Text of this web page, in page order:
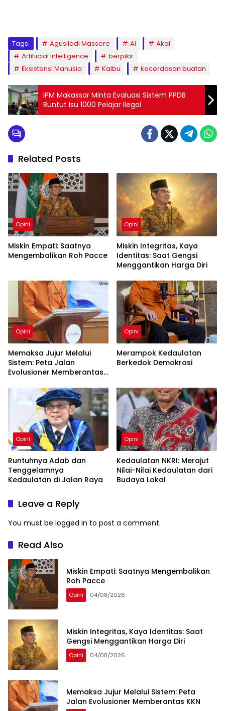
Tags: Agusliadi Massere AI
Akal
Artifiicial intelligence
berpikir
Eksistensi Manusia
Kalbu kecerdasan buatan
IPM Makassar Minta Evaluasi Sistem PPDB
Buntut Isu 1000 Pelajar Ilegal
Related Posts
Opini
Miskin Empati: Saatnya
Mengembalikan Roh Pacce
Opini
Miskin Integritas, Kaya
Identitas: Saat Gengsi
Menggantikan Harga Diri
Opini
Memaksa Jujur Melalui
Sistem: Peta Jalan
Evolusioner Memberantas
Opini
Merampok Kedaulatan
Berkedok Demokrasi
Opini
Runtuhnya Adab dan
Tenggelamnya
Kedaulatan di Jalan Raya
Opini
Kedaulatan NKRI: Merajut
Nilai-Nilai Kedaulatan dari
Budaya Lokal
Leave a Reply
You must be logged in to post a comment.
Read Also
Miskin Empati: Saatnya Mengembalikan
Roh Pacce
Opini 04/08/2026
Miskin Integritas, Kaya Identitas: Saat
Gengsi Menggantikan Harga Diri
Opini 04/08/2026
Memaksa Jujur Melalui Sistem: Peta
Jalan Evolusioner Memberantas KKN